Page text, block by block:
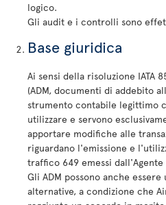
logico.
Gli audit e i controlli sono
Base giuridica
Ai sensi della risoluzione IATA
(ADM, documenti di addebito
strumento contabile legittimo
utilizzare e servono
apportare modifiche alle
riguardano l'emissione e
traffico 649 emessi
Gli ADM possono anche
alternative, a condizione che